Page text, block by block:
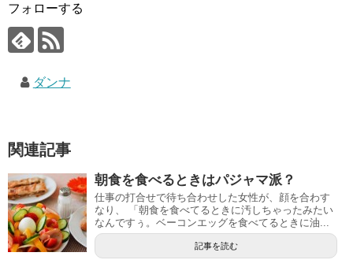
フォローする
ダンナ
関連記事
朝食を食べるときはパジャマ派？
仕事の打合せで待ち合わせした女性が、顔を合わす
なり、 「朝食を食べてるときに汚しちゃったみたい
なんですぅ。ベーコンエッグを食べてるときに油...
記事を読む